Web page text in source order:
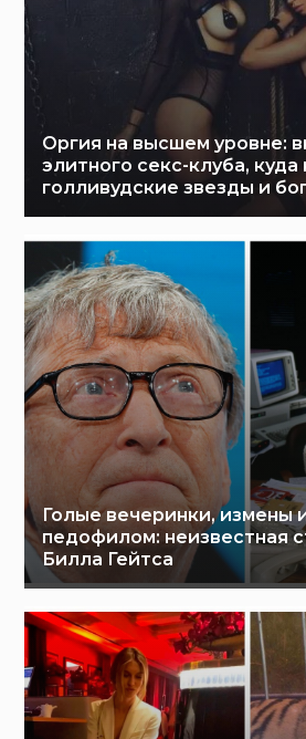
Оргия на высшем уровне:
элитного секс-клуба,
голливудские звезды и
Голые вечеринки, измены
педофилом: неизвестная
Билла Гейтса